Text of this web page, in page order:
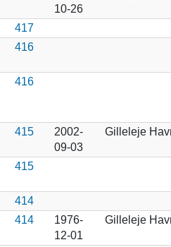
10-26
417
416
416
415
2002-
09-03
Gilleleje
415
414
414
1976-
12-01
Gilleleje